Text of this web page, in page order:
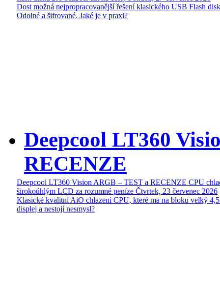
Dost možná nejpropracovanější řešení klasického USB Flash
Odolné a šifrované. Jaké je v praxi?
Deepcool LT360
RECENZE
Deepcool LT360 Vision ARGB – TEST a RECENZE CPU
širokoúhlým LCD za rozumné peníze Čtvrtek, 23 červenec 2026
Klasické kvalitní AiO chlazení CPU, které ma na bloku velký
displej a nestojí nesmysl?